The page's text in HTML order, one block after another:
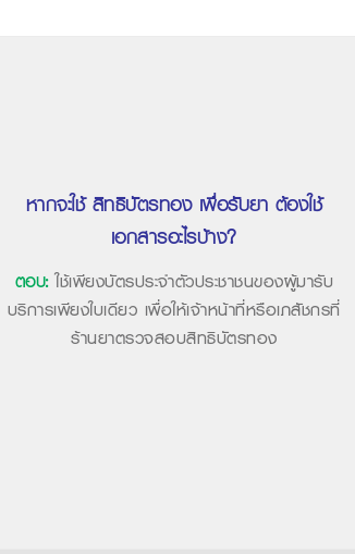
หากจะใช้ สิทธิบัตรทอง เพื่อรับยา ต้องใช้
เอกสารอะไรบ้าง?
ตอบ:ใช้เพียงบัตรประจำตัวประชาชนของผู้มารับ
บริการเพียงใบเดียว เพื่อให้เจ้าหน้าที่หรือเภสัชกรที่
ร้านยาตรวจสอบสิทธิบัตรทอง